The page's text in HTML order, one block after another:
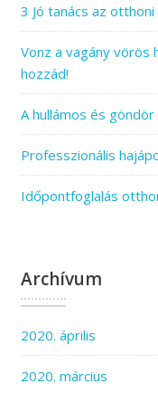
3 Jó tanács az
Vonz a vagány vörös
hozzád!
A hullámos és
Professzionális
Időpontfoglalás
Archívum
2020. április
2020. március